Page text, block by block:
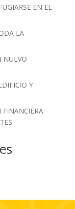
EN EL
LA
NUEVO
Y